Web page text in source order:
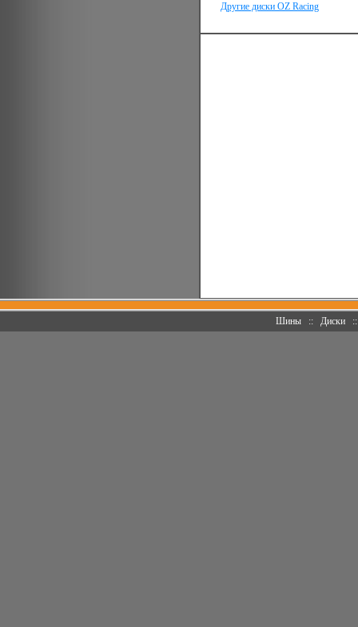
Другие диски OZ Racing
Шины :: Диски